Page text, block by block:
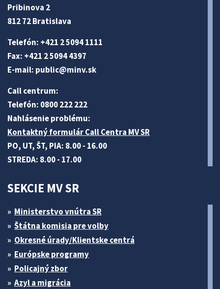
Pribinova 2
812 72 Bratislava
Telefón: +421 2 5094 1111
Fax: +421 2 5094 4397
E-mail: public@minv.sk
Call centrum:
Telefón: 0800 222 222
Nahlásenie problému:
Kontaktný formulár Call Centra MV SR
PO, UT, ŠT, PIA: 8.00 - 16.00
STREDA: 8.00 - 17.00
SEKCIE MV SR
Ministerstvo vnútra SR
Štátna komisia pre volby
Okresné úrady/Klientske centrá
Európske programy
Policajný zbor
Azyl a migrácia